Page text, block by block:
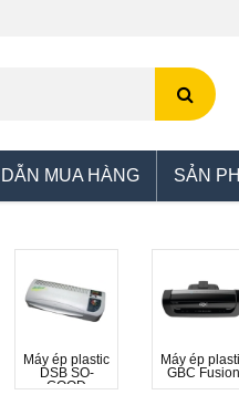
MUA HÀNG SẢN
Máy ép plastic
DSB SO-
GOOD
Máy ép
GBC Fusion